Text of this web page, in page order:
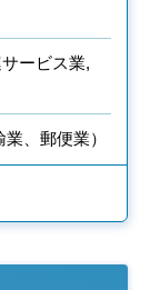
ービス業,
、郵便業）